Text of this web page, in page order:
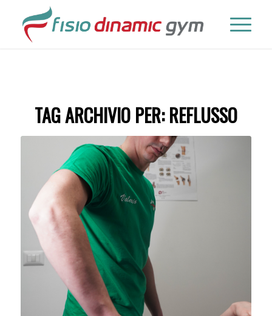
TAG ARCHIVIO PER:REFLUSSO